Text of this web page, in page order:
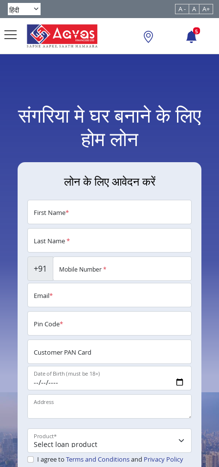
A - A A+
5
संगरिया मे घर बनाने के लिए
होम लोन
लोन के लिए आवेदन करें
First Name*
Last Name*
+91 Mobile Number*
Email*
Pin Code*
Customer PAN Card
Date of Birth (must be 18+)
Address
Product*
I agree to Terms and Conditionsand Privacy Policy